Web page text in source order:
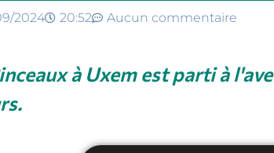
2024 20:52 Aucun commentaire
à Uxem est parti à